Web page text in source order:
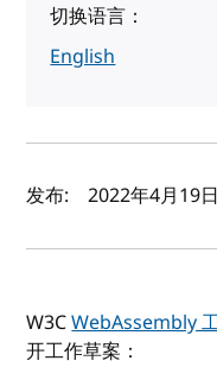
切换语言：
English
作者及发布日
发布: 2022年4月19日
W3CWebAssembly
开工作草案：